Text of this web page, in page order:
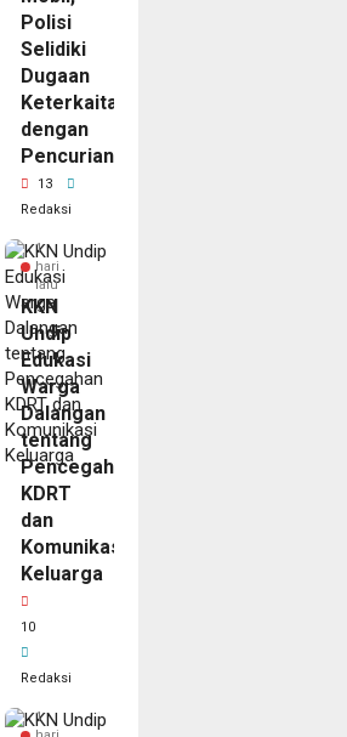
Polisi
Selidiki
Dugaan
Keterkaitan
dengan
Pencurian
13
Redaksi
1
hari
lalu
KKN
Undip
Edukasi
Warga
Dalangan
tentang
Pencegahan
KDRT
dan
Komunikasi
Keluarga
10
Redaksi
1